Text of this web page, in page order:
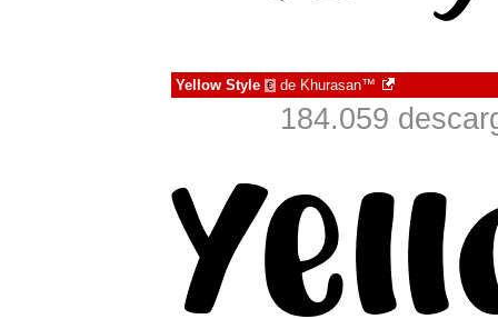
Yellow Style € de Khurasan™
184.059